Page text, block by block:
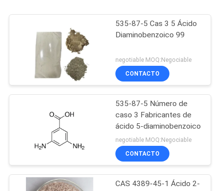
535-87-5 Cas 3 5 Ácido
Diaminobenzoico 99
negotiable MOQ:Negociable
CONTACTO
535-87-5 Número de
caso 3 Fabricantes de
ácido 5-diaminobenzoico
negotiable MOQ:Negociable
CONTACTO
CAS 4389-45-1 Ácido 2-